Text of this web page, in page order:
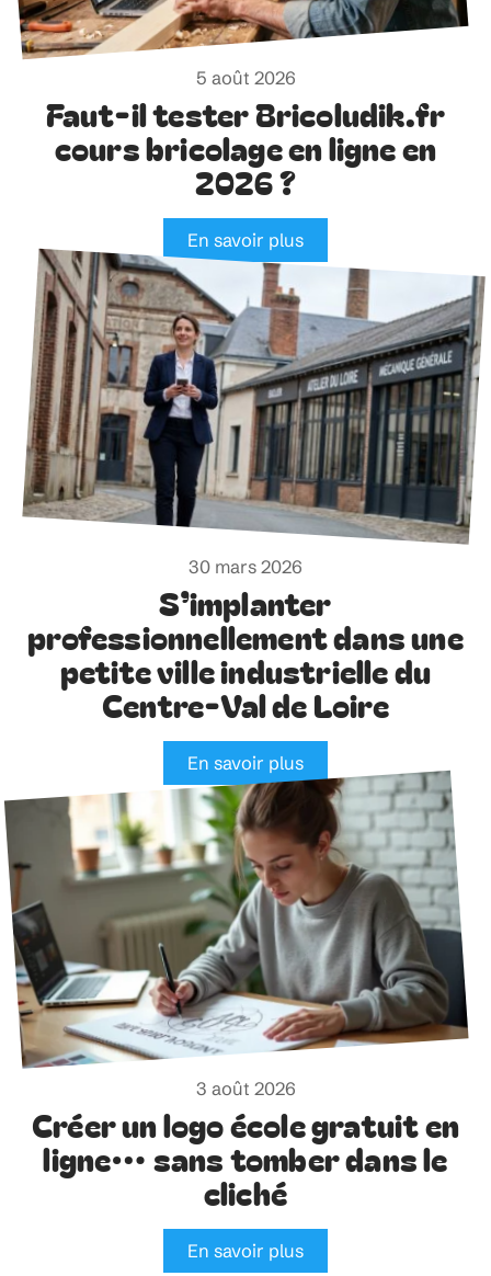
5 août 2026
Faut-il tester Bricoludik.fr
cours bricolage en ligne en
2026 ?
En savoir plus
30 mars 2026
S’implanter
professionnellement dans une
petite ville industrielle du
Centre-Val de Loire
En savoir plus
3 août 2026
Créer un logo école gratuit en
ligne… sans tomber dans le
cliché
En savoir plus